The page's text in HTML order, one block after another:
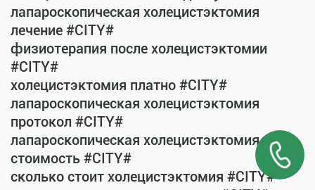
лапароскопическая холецистэктомия
лечение #CITY#
физиотерапия после холецистэктомии
#CITY#
холецистэктомия платно #CITY#
лапароскопическая холецистэктомия
протокол #CITY#
лапароскопическая холецистэктомия
стоимость #CITY#
сколько стоит холецистэктомия #CITY#